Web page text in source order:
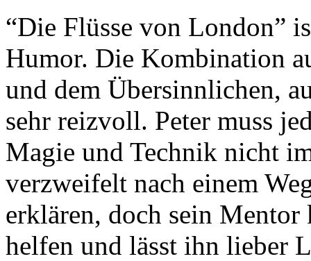
“Die Flüsse von London”
Humor. Die Kombination
und dem Übersinnlichen,
sehr reizvoll. Peter muss
Magie und Technik nicht
verzweifelt nach einem
erklären, doch sein
helfen und lässt ihn lieber